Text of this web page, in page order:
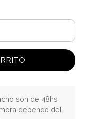
son de 48hs
depende del